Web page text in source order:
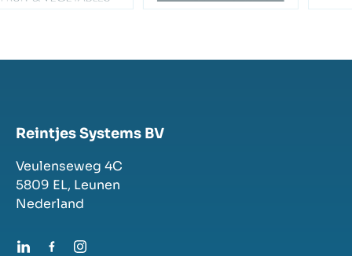
Reintjes Systems BV
Veulenseweg 4C
5809 EL, Leunen
Nederland